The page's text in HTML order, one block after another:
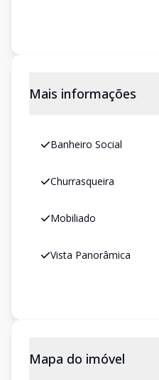
Mais informações
Banheiro Social
Churrasqueira
Mobiliado
Vista Panorâmica
Mapa do imóvel